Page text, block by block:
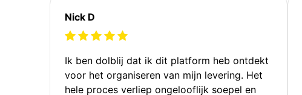
Nick D
Ik ben dolblij dat ik dit platform heb ontdekt
voor het organiseren van mijn levering. Het
hele proces verliep ongelooflijk soepel en